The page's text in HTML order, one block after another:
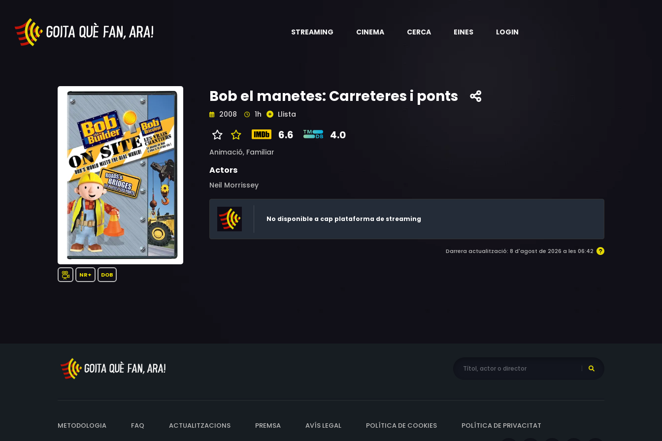
STREAMING CINEMA CERCA EINES LOGIN
NR+ DOB
Bob el manetes: Carreteres i ponts
2008 1h Llista
6.6 4.0
Animació, Familiar
Actors
Neil Morrissey
No disponible a cap plataforma de streaming
Darrera actualització: 8 d'agost de 2026 a les 06:42
METODOLOGIA FAQ ACTUALITZACIONS PREMSA AVÍS LEGAL POLÍTICA DE COOKIES POLÍTICA DE PRIVACITAT